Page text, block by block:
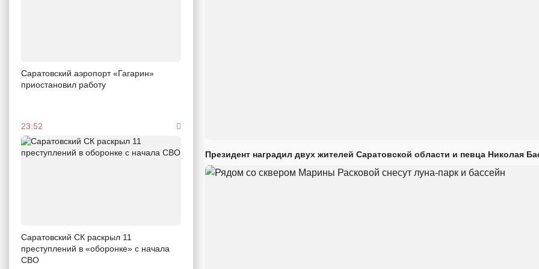
Саратовский аэропорт «Гагарин»
приостановил работу
23:52
Саратовский СК раскрыл 11
преступлений в «оборонке» с начала
СВО
Президент наградил двух жителей Саратовской области и певца Николая